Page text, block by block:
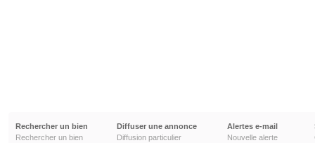
Rechercher un bien
Rechercher un bien
Diffuser une annonce
Diffusion particulier
Alertes e-mail
Nouvelle alerte